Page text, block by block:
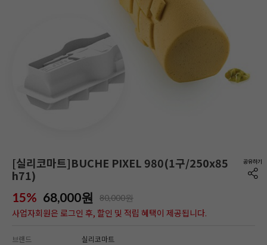
[실리코마트]BUCHE PIXEL 980(1구/250x85
h71)
15% 68,000원 80,000원
사업자회원은 로그인 후, 할인 및 적립 혜택이 제공됩니다.
브랜드 실리코마트